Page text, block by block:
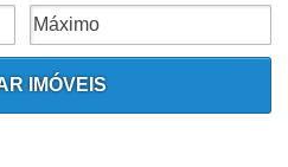
IMÓVEIS